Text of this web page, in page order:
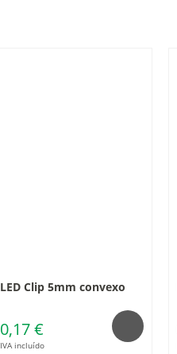
LED Clip 5mm convexo
0,17 €
IVA incluído